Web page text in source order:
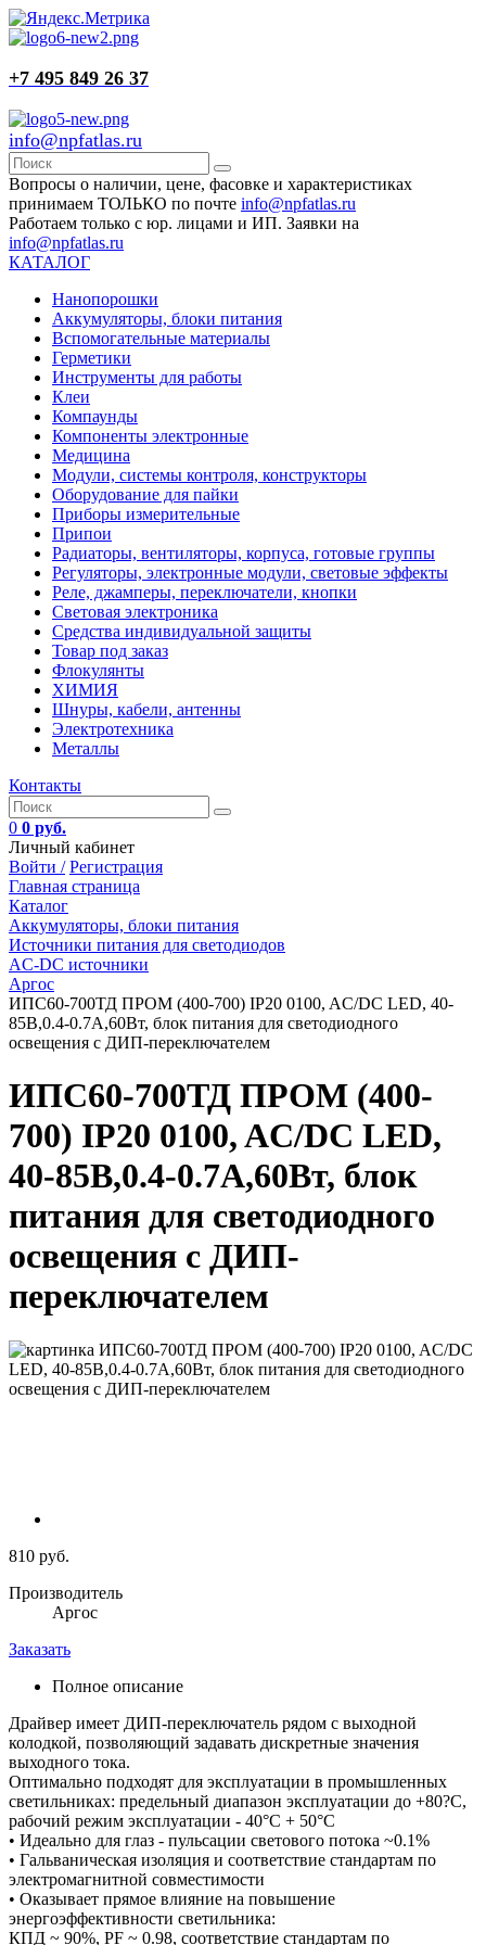
+7 495 849 26 37
info@npfatlas.ru
Вопросы о наличии, цене, фасовке и характеристиках
принимаем ТОЛЬКО по почте info@npfatlas.ru
Работаем только с юр. лицами и ИП. Заявки на
info@npfatlas.ru
КАТАЛОГ
Нанопорошки
Аккумуляторы, блоки питания
Вспомогательные материалы
Герметики
Инструменты для работы
Клеи
Компаунды
Компоненты электронные
Медицина
Модули, системы контроля, конструкторы
Оборудование для пайки
Приборы измерительные
Припои
Радиаторы, вентиляторы, корпуса, готовые группы
Регуляторы, электронные модули, световые эффекты
Реле, джамперы, переключатели, кнопки
Световая электроника
Средства индивидуальной защиты
Товар под заказ
Флокулянты
ХИМИЯ
Шнуры, кабели, антенны
Электротехника
Металлы
Контакты
0 0 руб.
Личный кабинет
Войти / Регистрация
Главная страница
Каталог
Аккумуляторы, блоки питания
Источники питания для светодиодов
AC-DC источники
Аргос
ИПС60-700ТД ПРОМ (400-700) IP20 0100, AC/DC LED, 40-
85В,0.4-0.7А,60Вт, блок питания для светодиодного
освещения с ДИП-переключателем
ИПС60-700ТД ПРОМ (400-
700) IP20 0100, AC/DC LED,
40-85В,0.4-0.7А,60Вт, блок
питания для светодиодного
освещения с ДИП-
переключателем
810 руб.
Производитель
Аргос
Заказать
Полное описание
Драйвер имеет ДИП-переключатель рядом с выходной
колодкой, позволяющий задавать дискретные значения
выходного тока.
Оптимально подходят для эксплуатации в промышленных
светильниках: предельный диапазон эксплуатации до +80?С,
рабочий режим эксплуатации - 40°С + 50°С
• Идеально для глаз - пульсации светового потока ~0.1%
• Гальваническая изоляция и соответствие стандартам по
электромагнитной совместимости
• Оказывает прямое влияние на повышение
энергоэффективности светильника:
КПД ~ 90%, PF ~ 0.98, соответствие стандартам по